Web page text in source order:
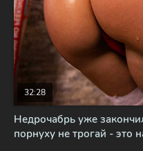
Недрочабрь уже
порнуху не трогай - это
32:28